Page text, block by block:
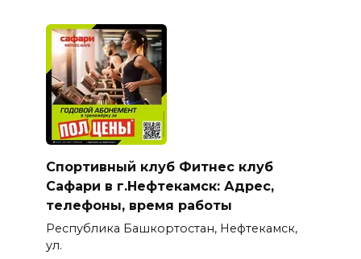
Спортивный клуб Фитнес клуб
Сафари в г.Нефтекамск: Адрес,
телефоны, время работы
Республика Башкортостан, Нефтекамск,
ул.